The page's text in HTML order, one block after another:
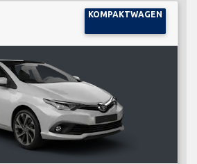
KOMPAKTWAGEN